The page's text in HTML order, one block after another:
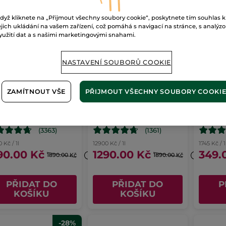
voda
(3363)
Kč / 1l
Kč 1890.00 Kč
PŘIDAT DO
KOŠÍKU
Parfémová voda
(1361)
12900 Kč / 1l
1290.00 Kč 1890.00 Kč
PŘIDAT DO
KOŠÍKU
1745 Kč /
-28%
kliknete na „Přijmout všechny soubory cookie“, poskytnete tím souhlas k
ukládání na vašem zařízení, což pomáhá s navigací na stránce, s
dat a s našimi marketingovými snahami.
NASTAVENÍ SOUBORŮ COOKIE
ZAMÍTNOUT VŠE PŘIJMOUT VŠECHNY SOUBORY COOKIE